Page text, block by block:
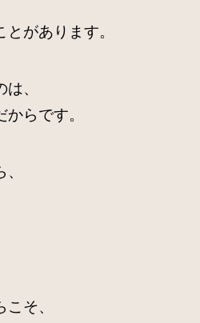
があります。
、
らです。
そ、